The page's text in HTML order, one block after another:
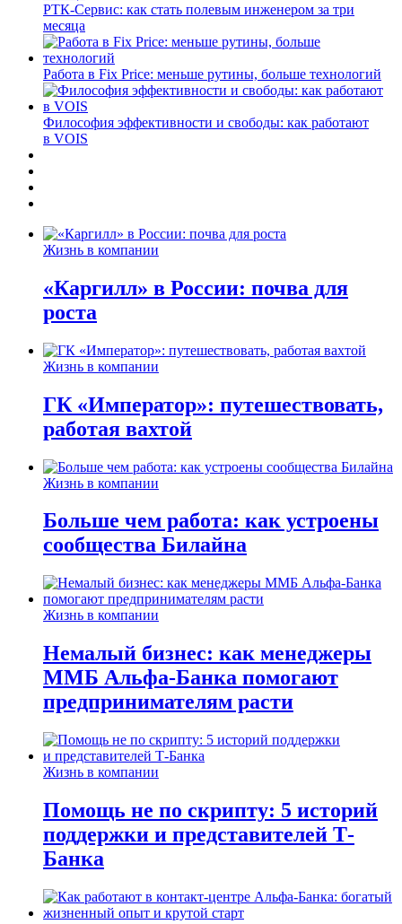
РТК-Сервис: как стать полевым инженером за три
месяца
Работа в Fix Price: меньше рутины, больше технологий
Философия эффективности и свободы: как работают
в VOIS
Жизнь в компании
«Каргилл» в России: почва для
роста
Жизнь в компании
ГК «Император»: путешествовать,
работая вахтой
Жизнь в компании
Больше чем работа: как устроены
сообщества Билайна
Жизнь в компании
Немалый бизнес: как менеджеры
ММБ Альфа-Банка помогают
предпринимателям расти
Жизнь в компании
Помощь не по скрипту: 5 историй
поддержки и представителей Т-
Банка